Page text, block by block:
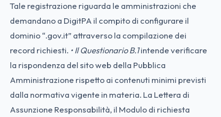
Tale registrazione riguarda le amministrazioni che
demandano a DigitPA il compito di configurare il
dominio “.gov.it” attraverso la compilazione dei
record richiesti. • Il Questionario B.1intende verificare
la rispondenza del sito web della Pubblica
Amministrazione rispetto ai contenuti minimi previsti
dalla normativa vigente in materia. La Lettera di
Assunzione Responsabilità, il Modulo di richiesta